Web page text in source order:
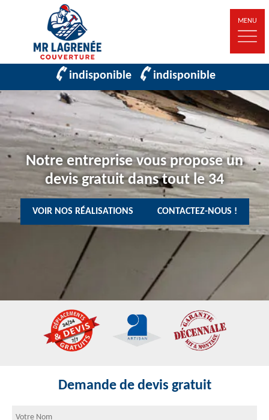
MENU
indisponible indisponible
Notre entreprise vous propose un
devis gratuit dans tout le 34
VOIR NOS RÉALISATIONS CONTACTEZ-NOUS !
Demande de devis gratuit